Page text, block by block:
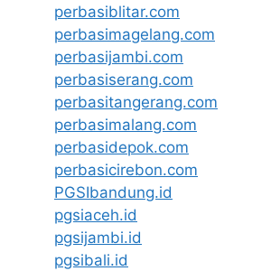
perbasiblitar.com
perbasimagelang.com
perbasijambi.com
perbasiserang.com
perbasitangerang.com
perbasimalang.com
perbasidepok.com
perbasicirebon.com
PGSIbandung.id
pgsiaceh.id
pgsijambi.id
pgsibali.id